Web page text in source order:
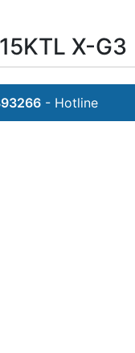
X-G3
- Hotline